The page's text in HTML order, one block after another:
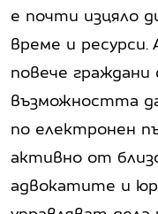
е почти изцяло
време и ресурси.
повече
възможността
по електронен
активно от
адвокатите и